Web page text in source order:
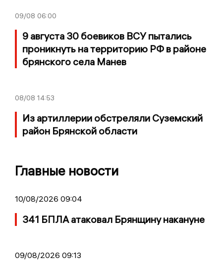
09/08 06:00
9 августа 30 боевиков ВСУ пытались
проникнуть на территорию РФ в районе
брянского села Манев
08/08 14:53
Из артиллерии обстреляли Суземский
район Брянской области
Главные новости
10/08/2026 09:04
341 БПЛА атаковал Брянщину накануне
09/08/2026 09:13